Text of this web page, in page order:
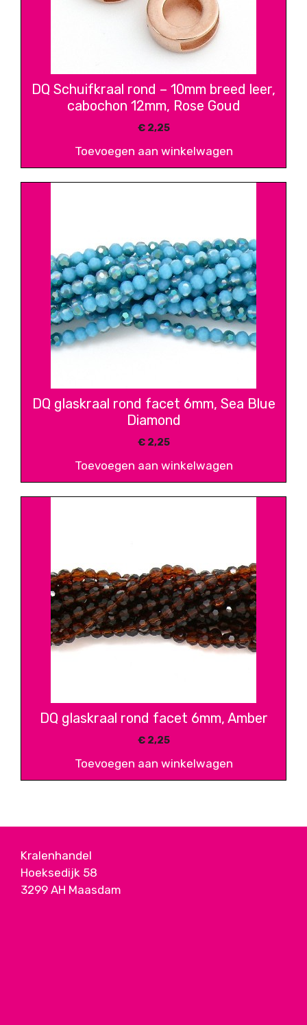
DQ Schuifkraal rond – 10mm breed leer,
cabochon 12mm, Rose Goud
€2,25
Toevoegen aan winkelwagen
DQ glaskraal rond facet 6mm, Sea Blue
Diamond
€2,25
Toevoegen aan winkelwagen
DQ glaskraal rond facet 6mm, Amber
€2,25
Toevoegen aan winkelwagen
Kralenhandel
Hoeksedijk 58
3299 AH Maasdam